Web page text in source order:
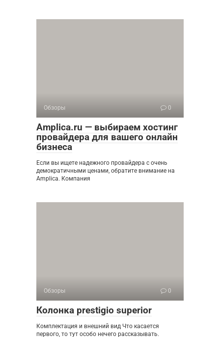
Обзоры 0
Amplica.ru — выбираем хостинг
провайдера для вашего онлайн
бизнеса
Если вы ищете надежного провайдера с очень
демократичными ценами, обратите внимание на
Amplica. Компания
Обзоры 0
Колонка prestigio superior
Комплектация и внешний вид Что касается
первого, то тут особо нечего рассказывать.